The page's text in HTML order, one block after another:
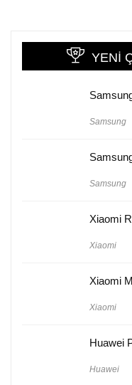
YENI
Samsung
Samsung
Xiaomi
Xiaomi
Xiaomi
Xiaomi
Huawei
Huawei